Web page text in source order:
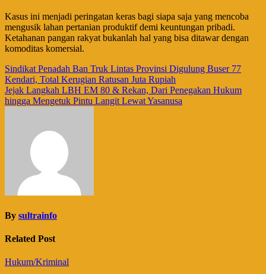
Kasus ini menjadi peringatan keras bagi siapa saja yang mencoba
mengusik lahan pertanian produktif demi keuntungan pribadi.
Ketahanan pangan rakyat bukanlah hal yang bisa ditawar dengan
komoditas komersial.
Navigasi
pos
Sindikat Penadah Ban Truk Lintas Provinsi Digulung Buser 77
Kendari, Total Kerugian Ratusan Juta Rupiah
Jejak Langkah LBH EM 80 & Rekan, Dari Penegakan Hukum
hingga Mengetuk Pintu Langit Lewat Yasanusa
By sultrainfo
Related Post
Hukum/Kriminal